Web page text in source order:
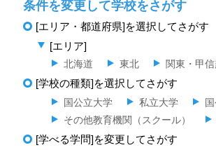
条件を変更して学校をさがす
[エリア・都道府県]を選択してさがす
[エリア]
北海道 東北 関東・甲
[学校の種類]を選択してさがす
国公立大学 私立大学
その他教育機関（スクール）
[学べる学問]を変更してさがす